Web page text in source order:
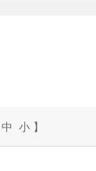
中 小 】